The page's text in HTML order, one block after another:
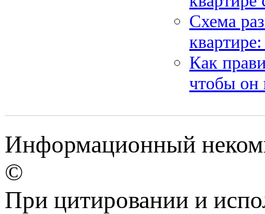
Схема
Как
чтобы он
Информационный
©
При цитировании и